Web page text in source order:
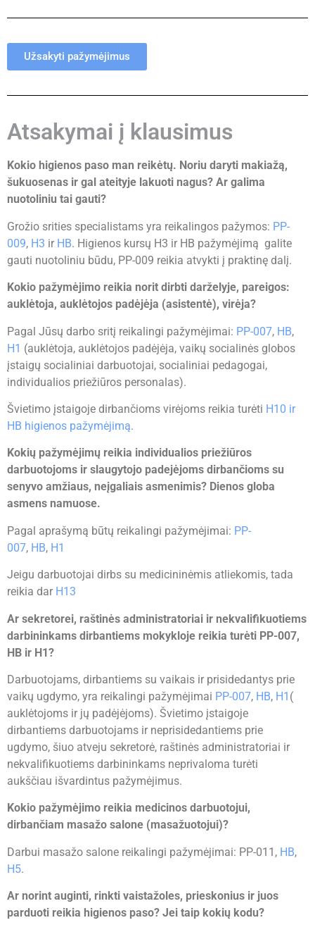
Užsakyti pažymėjimus
Atsakymai į klausimus
Kokio higienos paso man reikėtų. Noriu daryti makiažą,
šukuosenas ir gal ateityje lakuoti nagus? Ar galima
nuotoliniu tai gauti?
Grožio srities specialistams yra reikalingos pažymos: PP-
009, H3 ir HB. Higienos kursų H3 ir HB pažymėjimą galite
gauti nuotoliniu būdu, PP-009 reikia atvykti į praktinę dalį.
Kokio pažymėjimo reikia norit dirbti darželyje, pareigos:
auklėtoja, auklėtojos padėjėja (asistentė), virėja?
Pagal Jūsų darbo sritį reikalingi pažymėjimai: PP-007, HB,
H1 (auklėtoja, auklėtojos padėjėja, vaikų socialinės globos
įstaigų socialiniai darbuotojai, socialiniai pedagogai,
individualios priežiūros personalas).
Švietimo įstaigoje dirbančioms virėjoms reikia turėti H10 ir
HB higienos pažymėjimą.
Kokių pažymėjimų reikia individualios priežiūros
darbuotojoms ir slaugytojo padejėjoms dirbančioms su
senyvo amžiaus, neįgaliais asmenimis? Dienos globa
asmens namuose.
Pagal aprašymą būtų reikalingi pažymėjimai: PP-
007, HB, H1
Jeigu darbuotojai dirbs su medicininėmis atliekomis, tada
reikia dar H13
Ar sekretorei, raštinės administratoriai ir nekvalifikuotiems
darbininkams dirbantiems mokykloje reikia turėti PP-007,
HB ir H1?
Darbuotojams, dirbantiems su vaikais ir prisidedantys prie
vaikų ugdymo, yra reikalingi pažymėjimai PP-007, HB, H1 (
auklėtojoms ir jų padėjėjoms). Švietimo įstaigoje
dirbantiems darbuotojams ir neprisidedantiems prie
ugdymo, šiuo atveju sekretorė, raštinės administratoriai ir
nekvalifikuotiems darbininkams neprivaloma turėti
aukščiau išvardintus pažymėjimus.
Kokio pažymėjimo reikia medicinos darbuotojui,
dirbančiam masažo salone (masažuotojui)?
Darbui masažo salone reikalingi pažymėjimai: PP-011, HB,
H5.
Ar norint auginti, rinkti vaistažoles, prieskonius ir juos
parduoti reikia higienos paso? Jei taip kokių kodu?